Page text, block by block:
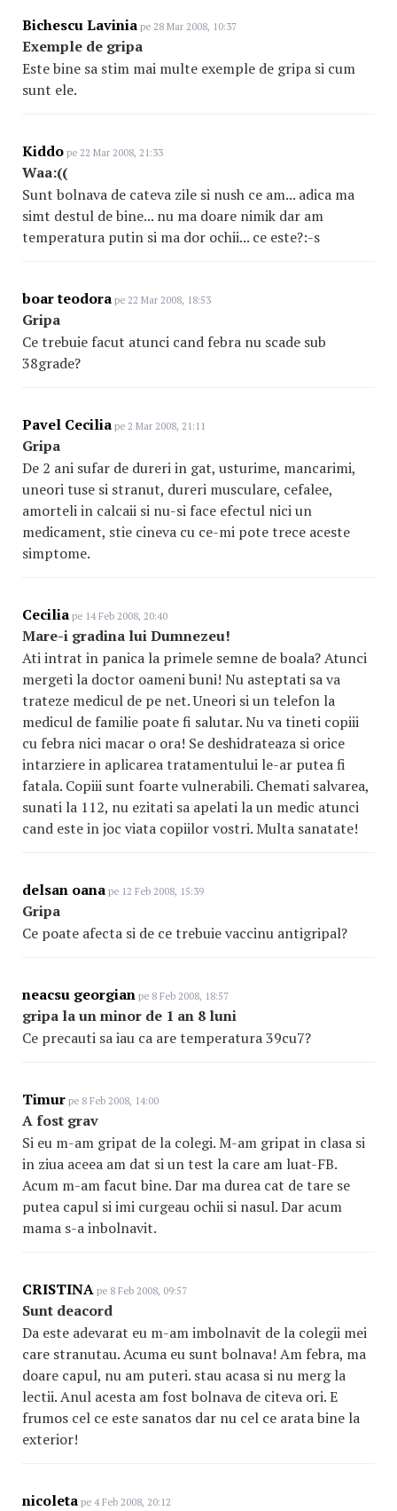
Bichescu Lavinia pe 28 Mar 2008, 10:37
Exemple de gripa
Este bine sa stim mai multe exemple de gripa si cum
sunt ele.
Kiddo pe 22 Mar 2008, 21:33
Waa:((
Sunt bolnava de cateva zile si nush ce am... adica ma
simt destul de bine... nu ma doare nimik dar am
temperatura putin si ma dor ochii... ce este?:-s
boar teodora pe 22 Mar 2008, 18:53
Gripa
Ce trebuie facut atunci cand febra nu scade sub
38grade?
Pavel Cecilia pe 2 Mar 2008, 21:11
Gripa
De 2 ani sufar de dureri in gat, usturime, mancarimi,
uneori tuse si stranut, dureri musculare, cefalee,
amorteli in calcaii si nu-si face efectul nici un
medicament, stie cineva cu ce-mi pote trece aceste
simptome.
Cecilia pe 14 Feb 2008, 20:40
Mare-i gradina lui Dumnezeu!
Ati intrat in panica la primele semne de boala? Atunci
mergeti la doctor oameni buni! Nu asteptati sa va
trateze medicul de pe net. Uneori si un telefon la
medicul de familie poate fi salutar. Nu va tineti copiii
cu febra nici macar o ora! Se deshidrateaza si orice
intarziere in aplicarea tratamentului le-ar putea fi
fatala. Copiii sunt foarte vulnerabili. Chemati salvarea,
sunati la 112, nu ezitati sa apelati la un medic atunci
cand este in joc viata copiilor vostri. Multa sanatate!
delsan oana pe 12 Feb 2008, 15:39
Gripa
Ce poate afecta si de ce trebuie vaccinu antigripal?
neacsu georgian pe 8 Feb 2008, 18:57
gripa la un minor de 1 an 8 luni
Ce precauti sa iau ca are temperatura 39cu7?
Timur pe 8 Feb 2008, 14:00
A fost grav
Si eu m-am gripat de la colegi. M-am gripat in clasa si
in ziua aceea am dat si un test la care am luat-FB.
Acum m-am facut bine. Dar ma durea cat de tare se
putea capul si imi curgeau ochii si nasul. Dar acum
mama s-a inbolnavit.
CRISTINA pe 8 Feb 2008, 09:57
Sunt deacord
Da este adevarat eu m-am imbolnavit de la colegii mei
care stranutau. Acuma eu sunt bolnava! Am febra, ma
doare capul, nu am puteri. stau acasa si nu merg la
lectii. Anul acesta am fost bolnava de citeva ori. E
frumos cel ce este sanatos dar nu cel ce arata bine la
exterior!
nicoleta pe 4 Feb 2008, 20:12